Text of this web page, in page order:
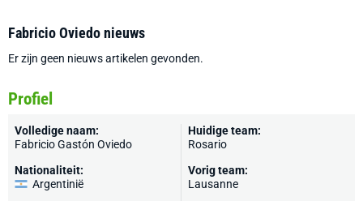
Fabricio Oviedo nieuws
Er zijn geen nieuws artikelen gevonden.
Profiel
Volledige naam:
Fabricio Gastón Oviedo
Nationaliteit:
Argentinië
Huidige team:
Rosario
Vorig team:
Lausanne